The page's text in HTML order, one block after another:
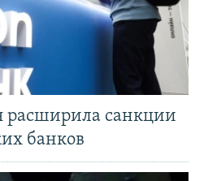
расширила санкции
банков